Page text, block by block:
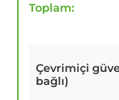
Toplam:
Çevrimiçi
bağlı)